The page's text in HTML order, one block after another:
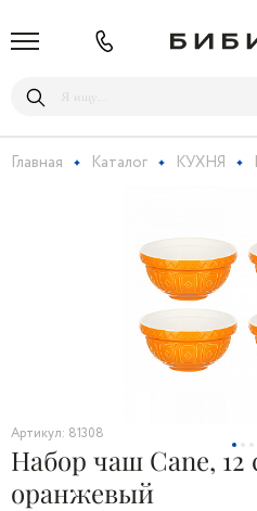
Главная Каталог КУХНЯ
Артикул: 81308
Набор чаш Cane, 12
оранжевый